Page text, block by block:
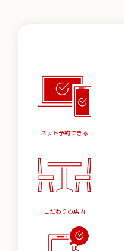
ネット予約できる
こだわりの店内